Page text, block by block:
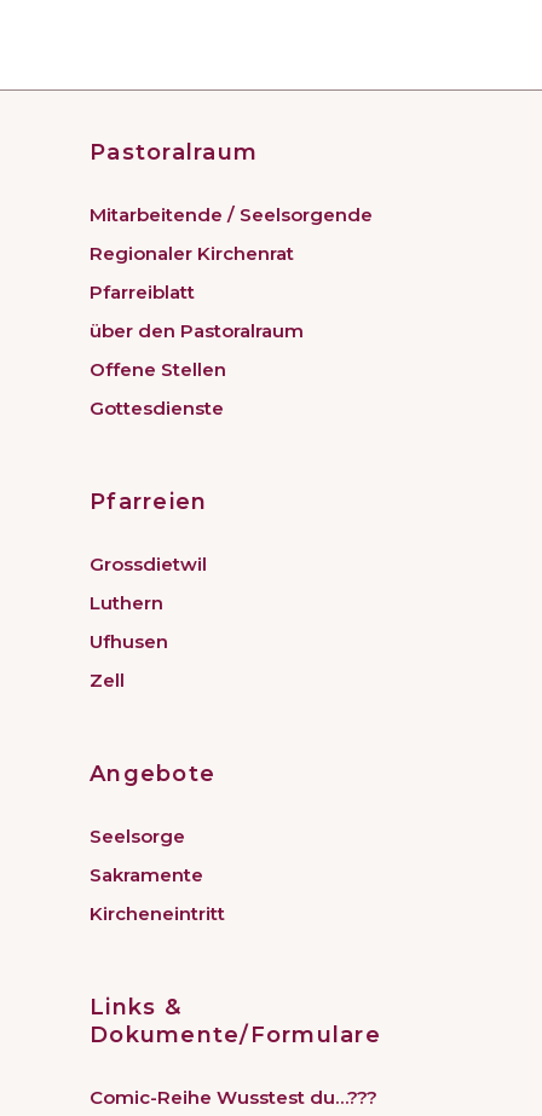
Pastoralraum
Mitarbeitende / Seelsorgende
Regionaler Kirchenrat
Pfarreiblatt
über den Pastoralraum
Offene Stellen
Gottesdienste
Pfarreien
Grossdietwil
Luthern
Ufhusen
Zell
Angebote
Seelsorge
Sakramente
Kircheneintritt
Links &
Dokumente/Formulare
Comic-Reihe Wusstest du…???